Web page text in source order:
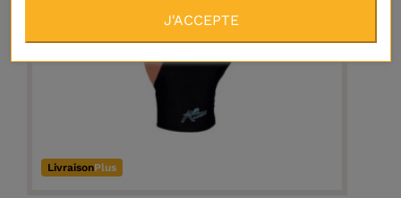
LivraisonPlus
J'ACCEPTE